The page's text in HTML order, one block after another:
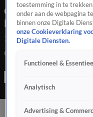
Olifantje geboren
Rhenen
16 aug 2021, 11:27
Olifantje geboren in
toestemming in te
onder aan de webpagina
binnen onze Digitale
onze Cookieverklaring
Digitale Diensten.
Functioneel & Essentieel
Analytisch
Advertising &